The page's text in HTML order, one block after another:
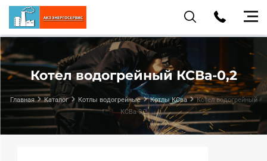
Котел водогрейный КСВа-0,2
Главная Каталог Котлы водогрейные Котлы КСва
Котел водогрейный
КСВа-0,2